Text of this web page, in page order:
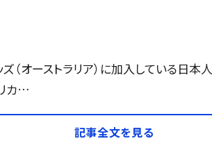
（オーストラリア）に加入している日
カ…
記事全文を見る